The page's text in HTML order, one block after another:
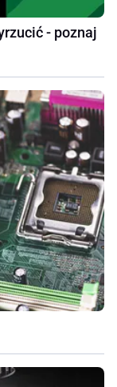
- poznaj